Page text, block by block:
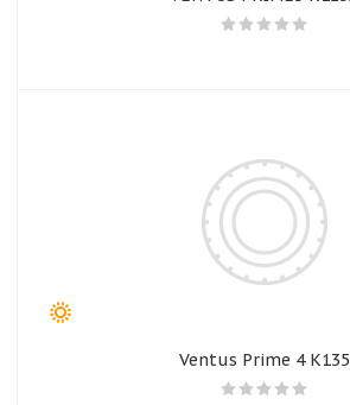
Ventus Prime 4 K135